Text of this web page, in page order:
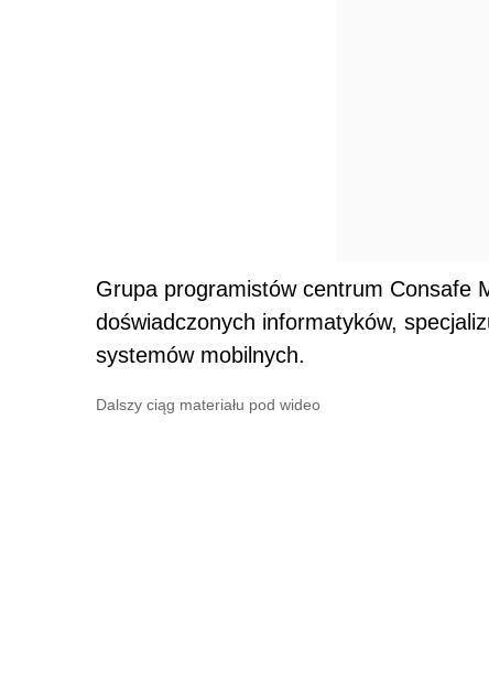
Grupa programistów centrum Consafe
doświadczonych informatyków,
systemów mobilnych.
Dalszy ciąg materiału pod wideo